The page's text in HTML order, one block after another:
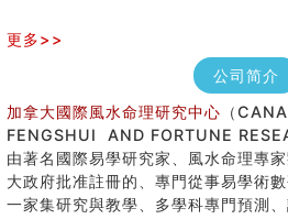
更多>>
公司简介
加拿大國際風水命理研究中心 （
FENGSHUI AND FORTUNE
由著名國際易學研究家、風水命理專
大政府批准註冊的、專門從事易學術
一家集研究與教學、多學科專門預測
七夕节 我国唯一一个以女性为主
手指饱满福运加身，这种手相福